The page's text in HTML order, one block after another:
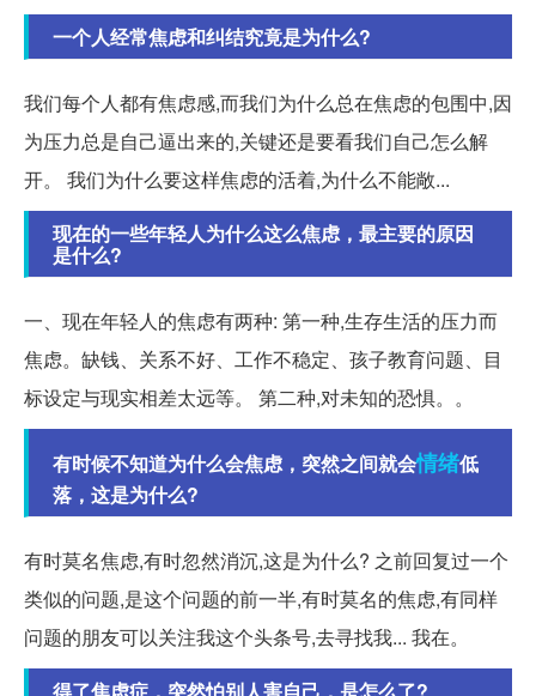
一个人经常焦虑和纠结究竟是为什么?
我们每个人都有焦虑感,而我们为什么总在焦虑的包围中,因
为压力总是自己逼出来的,关键还是要看我们自己怎么解
开。 我们为什么要这样焦虑的活着,为什么不能敞...
现在的一些年轻人为什么这么焦虑，最主要的原因
是什么?
一、现在年轻人的焦虑有两种: 第一种,生存生活的压力而
焦虑。缺钱、关系不好、工作不稳定、孩子教育问题、目
标设定与现实相差太远等。 第二种,对未知的恐惧。。
有时候不知道为什么会焦虑，突然之间就会情绪低
落，这是为什么?
有时莫名焦虑,有时忽然消沉,这是为什么? 之前回复过一个
类似的问题,是这个问题的前一半,有时莫名的焦虑,有同样
问题的朋友可以关注我这个头条号,去寻找我... 我在。